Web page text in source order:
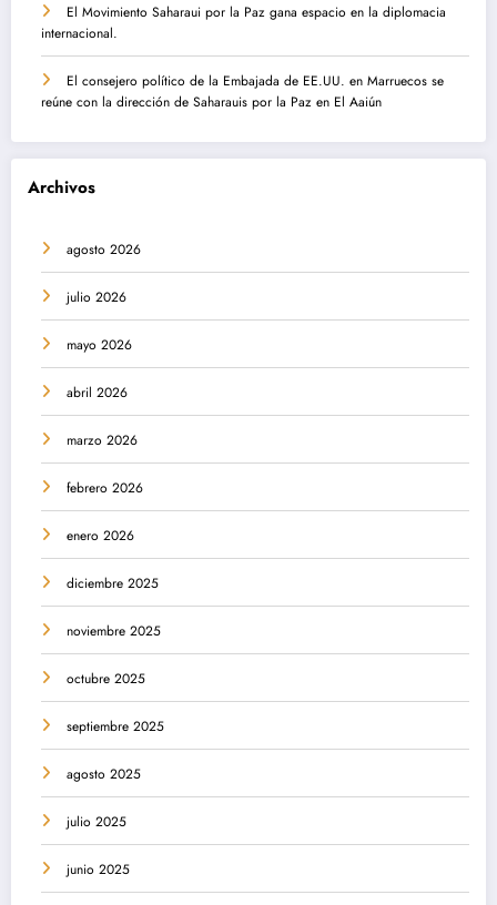
El Movimiento Saharaui por la Paz gana espacio en la diplomacia
internacional.
El consejero político de la Embajada de EE.UU. en Marruecos se
reúne con la dirección de Saharauis por la Paz en El Aaiún
Archivos
agosto 2026
julio 2026
mayo 2026
abril 2026
marzo 2026
febrero 2026
enero 2026
diciembre 2025
noviembre 2025
octubre 2025
septiembre 2025
agosto 2025
julio 2025
junio 2025